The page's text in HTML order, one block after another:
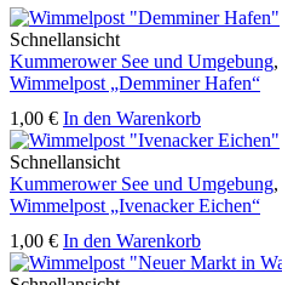
Schnellansicht
Kummerower See und Umgebung,
Wimmelpost „Demminer Hafen“
1,00 € In den Warenkorb
Schnellansicht
Kummerower See und Umgebung,
Wimmelpost „Ivenacker Eichen“
1,00 € In den Warenkorb